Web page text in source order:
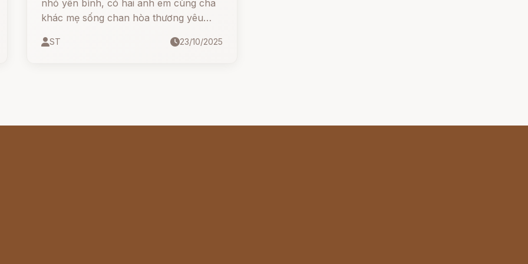
nhỏ yên bình, có hai anh em cùng cha
khác mẹ sống chan hòa thương yêu
nhà yên ấm ấy... lại là một mưu toan
ST 23/10/2025